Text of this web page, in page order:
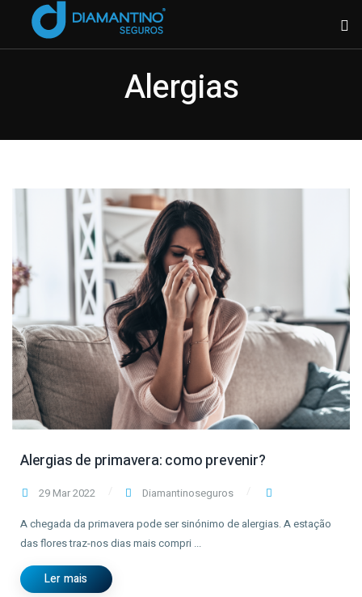
Alergias
Alergias de primavera: como prevenir?
29 Mar 2022
Diamantinoseguros
A chegada da primavera pode ser sinónimo de alergias. A estação
das flores traz-nos dias mais compri ...
Ler mais